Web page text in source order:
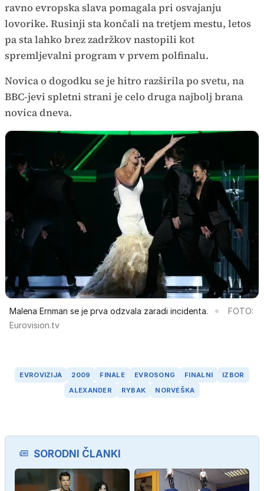
ravno evropska slava pomagala pri osvajanju
lovorike. Rusinji sta končali na tretjem mestu, letos
pa sta lahko brez zadržkov nastopili kot
spremljevalni program v prvem polfinalu.
Novica o dogodku se je hitro razširila po svetu, na
BBC-jevi spletni strani je celo druga najbolj brana
novica dneva.
Malena Ernman se je prva odzvala zaradi incidenta.
FOTO:
Eurovision.tv
EVROVIZIJA 2009 FINALE EVROSONG FINALNI
IZBOR
ALEXANDER
RYBAK NORVEŠKA
SORODNI ČLANKI